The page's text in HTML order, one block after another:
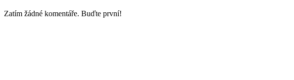
Zatím žádné komentáře. Buďte první!